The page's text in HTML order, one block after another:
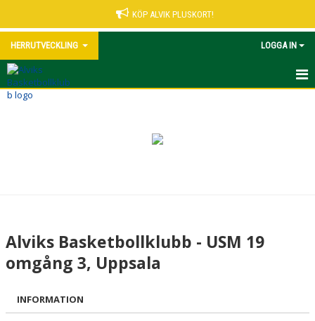
KÖP ALVIK PLUSKORT!
HERRUTVECKLING LOGGA IN
HEM
BILDGALLERI
KONTAKT
Alviks Basketbollklubb - USM 19
omgång 3, Uppsala
INFORMATION